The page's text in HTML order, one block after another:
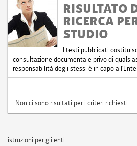
RISULTATO
RICERCA
STUDIO
I testi pubblicati
consultazione documentale privo di
responsabilità degli stessi è in capo
Non ci sono risultati per i criteri richiesti.
istruzioni per gli enti